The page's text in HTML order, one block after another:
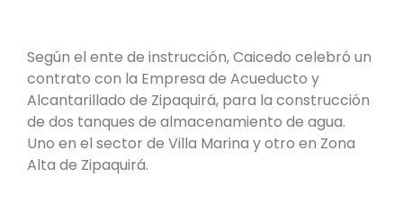
Según el ente de instrucción, Caicedo celebró un
contrato con la Empresa de Acueducto y
Alcantarillado de Zipaquirá, para la construcción
de dos tanques de almacenamiento de agua.
Uno en el sector de Villa Marina y otro en Zona
Alta de Zipaquirá.